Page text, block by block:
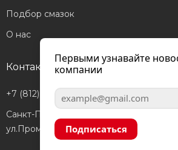
Подбор смазок
О нас
Контакты
+7 (812) 601-05-56
Санкт-Петербург,
ул.Промышленная, д.40а
Первыми узнавайте
компании
Подписаться